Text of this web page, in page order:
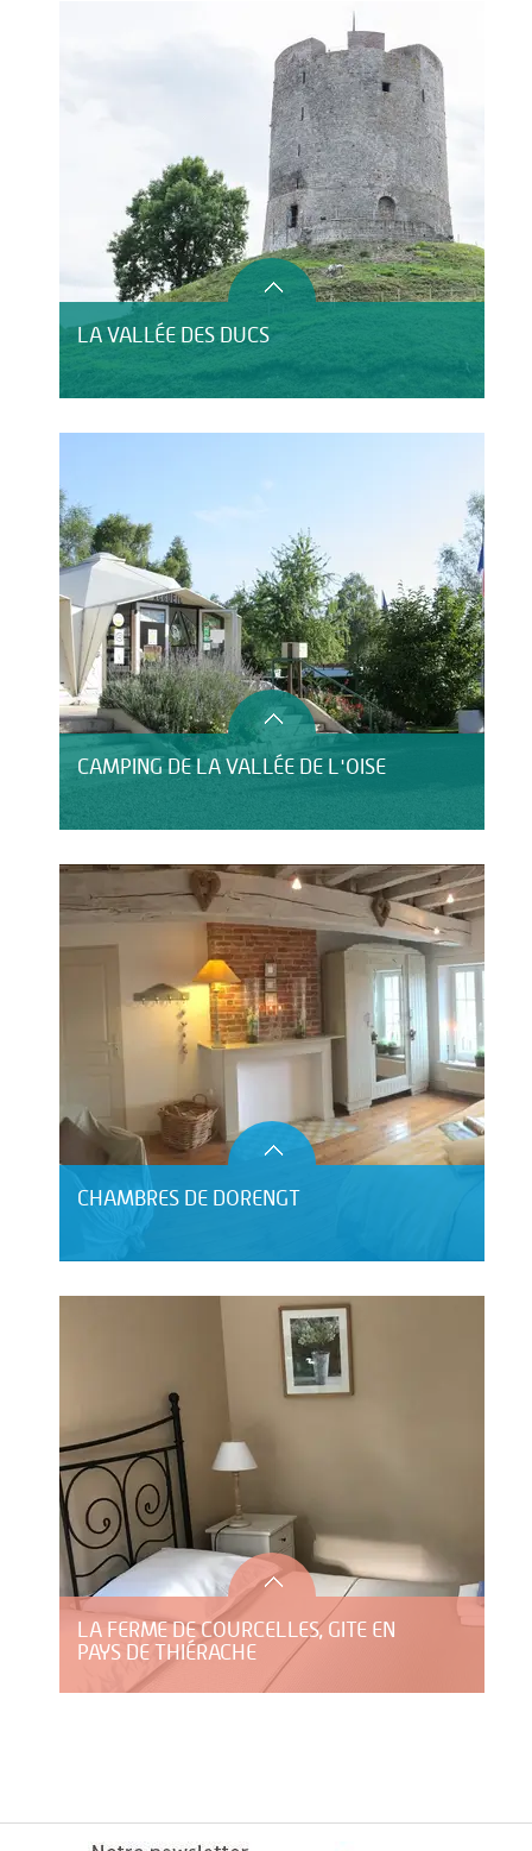
LA VALLÉE DES DUCS
CAMPING DE LA VALLÉE DE L'OISE
CHAMBRES DE DORENGT
LA FERME DE COURCELLES, GITE EN
PAYS DE THIÉRACHE